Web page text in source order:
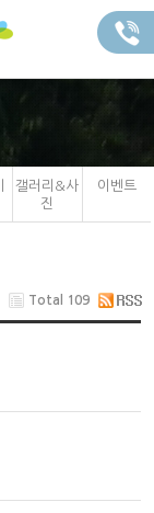
갤러리&사
진
이벤트
Total 109